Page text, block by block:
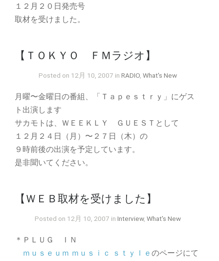
１２月２０日発売号
取材を受けました。
【ＴＯＫＹＯ ＦＭラジオ】
Posted on 12月 10, 2007 in RADIO, What's New
月曜〜金曜日の番組、「Ｔａｐｅｓｔｒｙ」にゲス
ト出演します
サカモトは、ＷＥＥＫＬＹ ＧＵＥＳＴとして
１２月２４日（月）〜２７日（木）の
９時前後の出演を予定しています。
是非聞いてください。
【ＷＥＢ取材を受けました】
Posted on 12月 10, 2007 in Interview, What's New
＊ＰＬＵＧ ＩＮ
ｍｕｓｅｕｍ ｍｕｓｉｃ ｓｔｙｌｅ のページにて